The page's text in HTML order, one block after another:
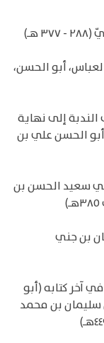
أبو الحسن،
إلى نهاية
الحسن علي بن
سعيد الحسن بن
بن جني
آخر كتابه (أبو
سليمان بن محمد